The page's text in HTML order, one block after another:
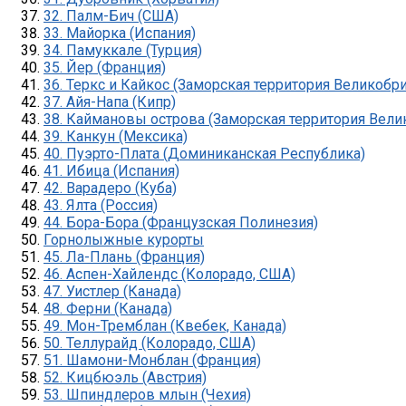
32. Палм-Бич (США)
33. Майорка (Испания)
34. Памуккале (Турция)
35. Йер (Франция)
36. Теркс и Кайкос (Заморская территория
37. Айя-Напа (Кипр)
38. Каймановы острова (Заморская территория
39. Канкун (Мексика)
40. Пуэрто-Плата (Доминиканская Республика)
41. Ибица (Испания)
42. Варадеро (Куба)
43. Ялта (Россия)
44. Бора-Бора (Французская Полинезия)
Горнолыжные курорты
45. Ла-Плань (Франция)
46. Аспен-Хайлендс (Колорадо, США)
47. Уистлер (Канада)
48. Ферни (Канада)
49. Мон-Тремблан (Квебек, Канада)
50. Теллурайд (Колорадо, США)
51. Шамони-Монблан (Франция)
52. Кицбюэль (Австрия)
53. Шпиндлеров млын (Чехия)